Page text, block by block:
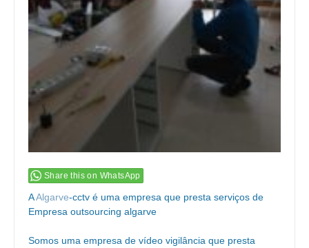
Share this on WhatsApp
AAlgarve-cctv é uma empresa que presta serviços de
Empresa outsourcing algarve
Somos uma empresa de vídeo vigilância que presta